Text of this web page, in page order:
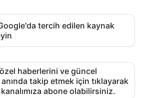
tercih edilen kaynak
özel haberlerini ve güncel
takip etmek için tıklayarak
abone olabilirsiniz.